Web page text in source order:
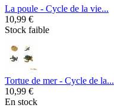
La poule - Cycle de la vie...
10,99 €
Stock faible
Tortue de mer - Cycle de la...
10,99 €
En stock